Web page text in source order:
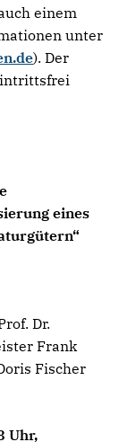
einem
unter
). Der
eines
Dr.
Frank
Fischer
Uhr,